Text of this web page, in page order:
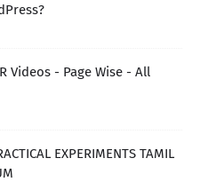
Videos - Page Wise - All
EXPERIMENTS TAMIL